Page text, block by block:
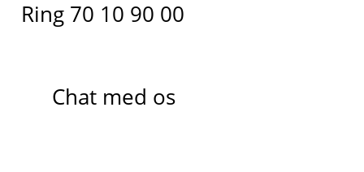
Ring 70 10 90 00
Chat med os